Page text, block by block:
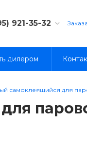
921-35-32
333-35-32
дилером
самоклеящийся для